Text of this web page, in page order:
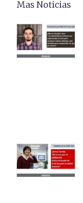
Mas Noticias